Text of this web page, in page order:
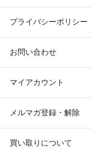
プライバシーポリシー
お問い合わせ
マイアカウント
メルマガ登録・解除
買い取りについて